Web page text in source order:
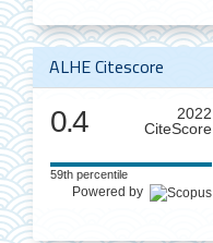
ALHE Citescore
0.4
2022
CiteScore
59th percentile
Powered by